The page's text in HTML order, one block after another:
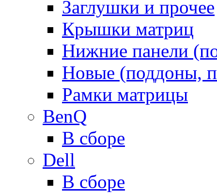
Заглушки и прочее
Крышки матриц
Нижние панели
Новые (поддоны,
Рамки матрицы
BenQ
В сборе
Dell
В сборе